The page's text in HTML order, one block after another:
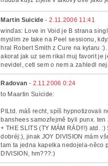
Martin Suicide -2.11.2006 11:41
winďas: Love in Void je B strana
myslim ze take na Peel sessionu,
hral Robert Smith z Cure na kytaru
akorat jak uz sem rikal muj favorit je
nevidel, cetl sem o nem a zahledl
Radovan - 2.11.2006 0:24
to Maartin Suicide:
PILtd. máš recht, spíš hypnotizovali
banshees samozřejmě byli punx.
+ THE SLITS (TY MÁM RÁD!!!) atd.
dobréj:), jinak JOY DIVISION mám
tam ta jedna kapelka nedojela-něco
DIVISION, hm???:)